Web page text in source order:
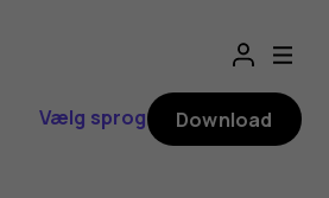
Vælg sprog Download